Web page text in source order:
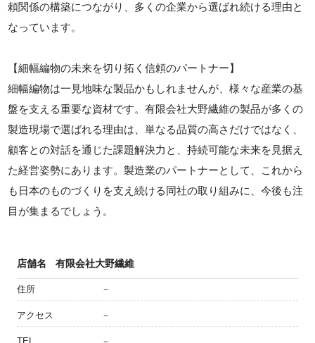
頼関係の構築につながり、多くの企業から選ばれ続ける理由と
なっています。
【細幅編物の未来を切り拓く信頼のパートナー】
細幅編物は一見地味な製品かもしれませんが、様々な産業の基
盤を支える重要な資材です。有限会社大野繊維の製品が多くの
製造現場で選ばれる理由は、単なる品質の高さだけではなく、
顧客との対話を通じた課題解決力と、持続可能な未来を見据え
た経営姿勢にあります。製造業のパートナーとして、これから
も日本のものづくりを支え続ける同社の取り組みに、今後も注
目が集まるでしょう。
店舗名 有限会社大野繊維
住所 －
アクセス －